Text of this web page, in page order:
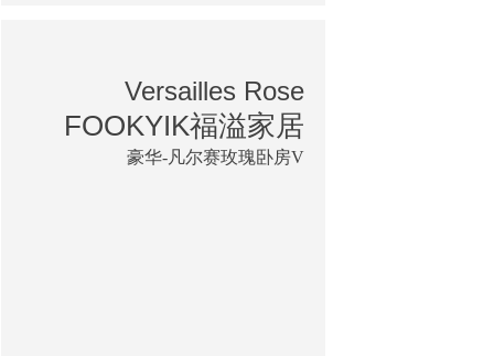
Versailles Rose
FOOKYIK福溢家居
豪华-凡尔赛玫瑰卧房V